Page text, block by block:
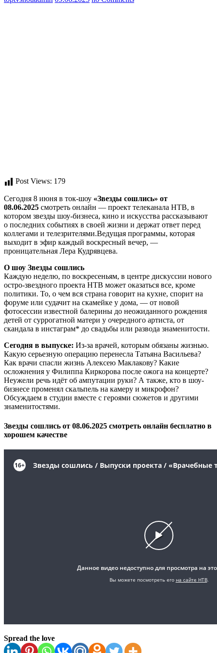
Post Views: 179
Сегодня 8 июня в ток-шоу «Звезды сошлись» от
08.06.2025 смотреть онлайн — проект телеканала НТВ, в
котором звезды шоу-бизнеса, кино и искусства рассказывают
о последних событиях в своей жизни и держат ответ перед
коллегами и телезрителями.Ведущая программы, которая
выходит в эфир каждый воскресный вечер, —
проницательная Лера Кудрявцева.
О шоу Звезды сошлись
Каждую неделю, по воскресеньям, в центре дискуссии нового
остро-звездного проекта НТВ может оказаться все, кроме
политики. То, о чем вся страна говорит на кухне, спорит на
форуме или судачит на скамейке у дома, — от новой
фотосессии известной балерины до неожиданного рождения
детей от суррогатной матери у очередного артиста, от
скандала в инстаграм* до свадьбы или развода знаменитости.
Сегодня в выпуске: Из-за врачей, которым обязаны жизнью.
Какую серьезную операцию перенесла Татьяна Васильева?
Как врачи спасли жизнь Алексею Маклакову? Какие
осложнения у Филиппа Киркорова после ожога на концерте?
Неужели речь идёт об ампутации руки? А также, кто в шоу-
бизнесе променял скальпель на камеру и микрофон?
Обсуждаем в студии вместе с героями сюжетов и другими
знаменитостями.
Звезды сошлись от 08.06.2025 смотреть онлайн бесплатно в
хорошем качестве
Spread the love